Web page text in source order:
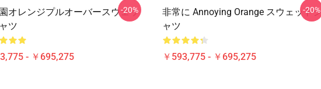
オレンジプルオーバースウェッ
ツ
- ￥695,275
-20%
非常に Annoying Orange スウェットシ
ャツ
￥593,775 - ￥695,275
-20%